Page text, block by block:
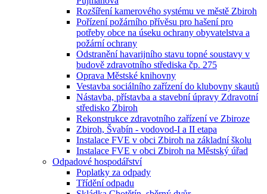
Rozšíření kamerového systému ve městě Zbiroh
Pořízení požárního přívěsu pro hašení pro
potřeby obce na úseku ochrany obyvatelstva a
požární ochrany
Odstranění havarijního stavu topné soustavy v
budově zdravotního střediska čp. 275
Oprava Městské knihovny
Vestavba sociálního zařízení do klubovny skautů
Nástavba, přístavba a stavební úpravy Zdravotní
středisko Zbiroh
Rekonstrukce zdravotního zařízení ve Zbiroze
Zbiroh, Švabín - vodovod-I a II etapa
Instalace FVE v obci Zbiroh na základní školu
Instalace FVE v obci Zbiroh na Městský úřad
Odpadové hospodářství
Poplatky za odpady
Třídění odpadu